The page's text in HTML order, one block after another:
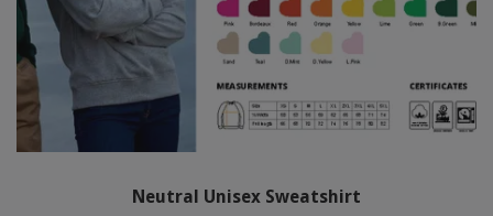
Neutral Unisex Sweatshirt